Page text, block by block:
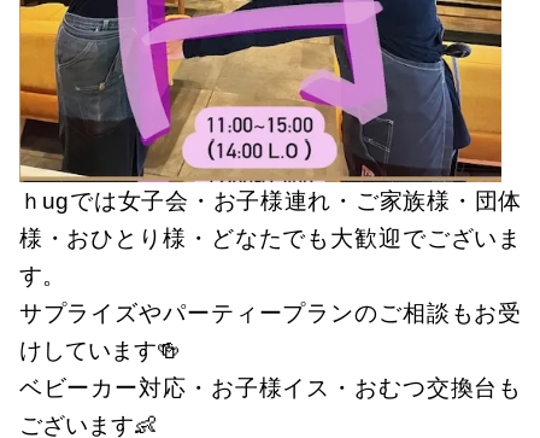
ｈugでは女子会・お子様連れ・ご家族様・団体
様・おひとり様・どなたでも大歓迎でございま
す。
サプライズやパーティープランのご相談もお受
けしています🍻
ベビーカー対応・お子様イス・おむつ交換台も
ございます👶